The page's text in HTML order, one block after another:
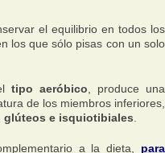
el equilibrio en todos los
los que sólo pisas con un solo
tipo aeróbico , produce una
de los miembros inferiores,
e isquiotibiales
a la dieta, para